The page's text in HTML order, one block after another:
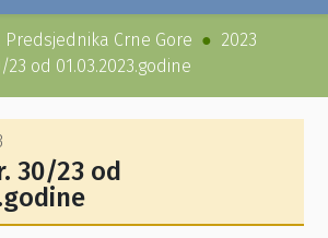
Predsjednika Crne Gore
2023
23 od 01.03.2023.godine
30/23 od